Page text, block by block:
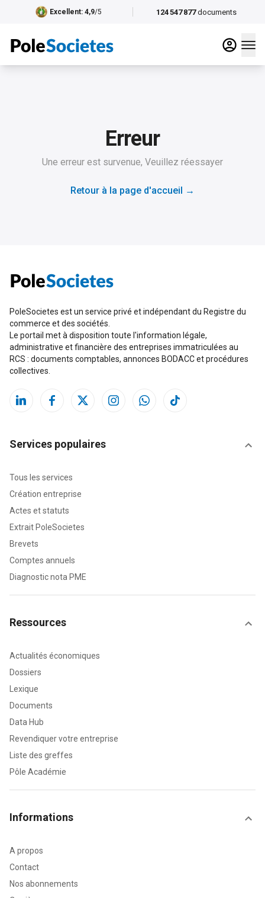
124 547 877 documents
Excellent: 4,9/5
Erreur
Une erreur est survenue, Veuillez réessayer
Retour à la page d'accueil →
PoleSocietes est un service privé et indépendant du Registre du
commerce et des sociétés.
Le portail met à disposition toute l'information légale,
administrative et financière des entreprises immatriculées au
RCS : documents comptables, annonces BODACC et procédures
collectives.
Services populaires
Tous les services
Création entreprise
Actes et statuts
Extrait PoleSocietes
Brevets
Comptes annuels
Diagnostic nota PME
Ressources
Actualités économiques
Dossiers
Lexique
Documents
Data Hub
Revendiquer votre entreprise
Liste des greffes
Pôle Académie
Informations
A propos
Contact
Nos abonnements